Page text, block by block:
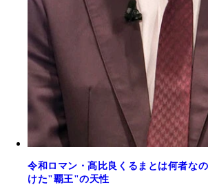
令和ロマン・髙比良くるまとは何者な
けた"覇王"の天性